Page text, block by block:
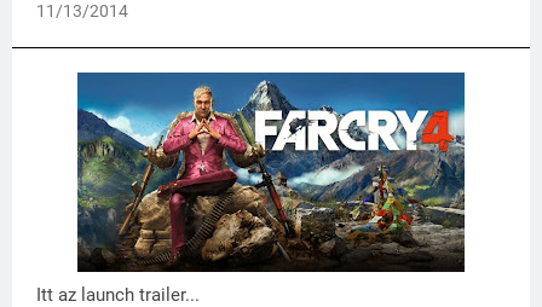
11/13/2014
Itt az launch trailer...